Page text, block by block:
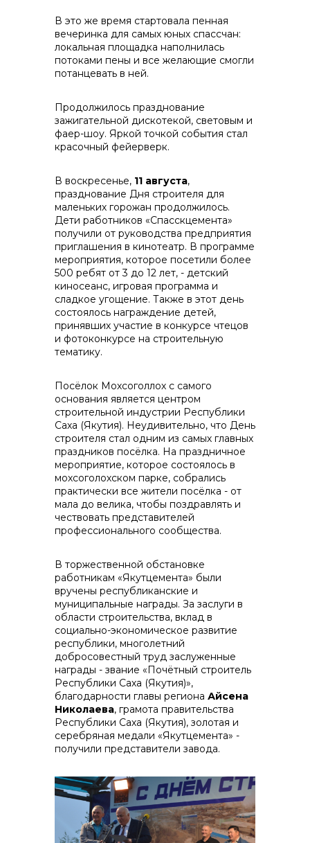
В это же время стартовала пенная
вечеринка для самых юных спассчан:
локальная площадка наполнилась
потоками пены и все желающие смогли
потанцевать в ней.
Продолжилось празднование
зажигательной дискотекой, световым и
фаер-шоу. Яркой точкой события стал
красочный фейерверк.
В воскресенье, 11 августа,
празднование Дня строителя для
маленьких горожан продолжилось.
Дети работников «Спасскцемента»
получили от руководства предприятия
приглашения в кинотеатр. В программе
мероприятия, которое посетили более
500 ребят от 3 до 12 лет, - детский
киносеанс, игровая программа и
сладкое угощение. Также в этот день
состоялось награждение детей,
принявших участие в конкурсе чтецов
и фотоконкурсе на строительную
тематику.
Посёлок Мохсоголлох с самого
основания является центром
строительной индустрии Республики
Саха (Якутия). Неудивительно, что День
строителя стал одним из самых главных
праздников посёлка. На праздничное
мероприятие, которое состоялось в
мохсоголохском парке, собрались
практически все жители посёлка - от
мала до велика, чтобы поздравлять и
чествовать представителей
профессионального сообщества.
В торжественной обстановке
работникам «Якутцемента» были
вручены республиканские и
муниципальные награды. За заслуги в
области строительства, вклад в
социально-экономическое развитие
республики, многолетний
добросовестный труд заслуженные
награды - звание «Почётный строитель
Республики Саха (Якутия)»,
благодарности главы региона Айсена
Николаева, грамота правительства
Республики Саха (Якутия), золотая и
серебряная медали «Якутцемента» -
получили представители завода.